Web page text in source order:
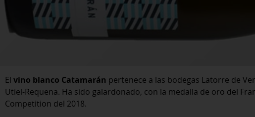
El vino blanco Catamarán pertenece a las bodegas Latorre de
Utiel-Requena. Ha sido galardonado, con la medalla de oro del
Competition del 2018.